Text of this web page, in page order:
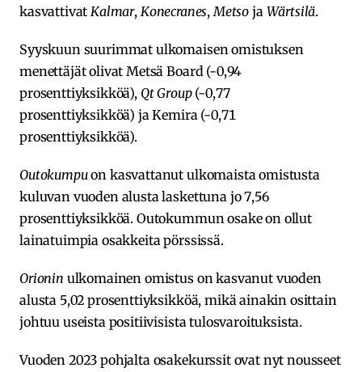
kasvattivat Kalmar, Konecranes, Metso ja Wärtsilä.
Syyskuun suurimmat ulkomaisen omistuksen
menettäjät olivat Metsä Board (-0,94
prosenttiyksikköä), Qt Group (-0,77
prosenttiyksikköä) ja Kemira (-0,71
prosenttiyksikköä).
Outokumpuon kasvattanut ulkomaista omistusta
kuluvan vuoden alusta laskettuna jo 7,56
prosenttiyksikköä. Outokummun osake on ollut
lainatuimpia osakkeita pörssissä.
Orionin ulkomainen omistus on kasvanut vuoden
alusta 5,02 prosenttiyksikköä, mikä ainakin osittain
johtuu useista positiivisista tulosvaroituksista.
Vuoden 2023 pohjalta osakekurssit ovat nyt nousseet